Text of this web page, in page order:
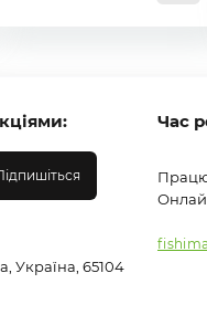
Україна, 65104
Час